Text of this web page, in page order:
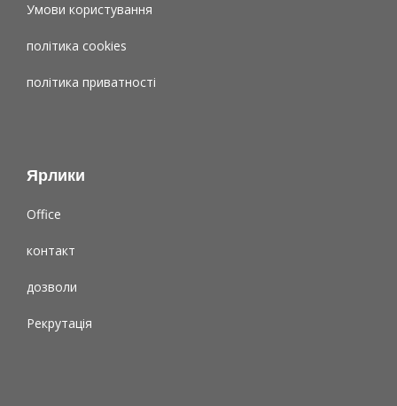
Умови користування
політика cookies
політика приватності
Ярлики
Office
контакт
дозволи
Рекрутація